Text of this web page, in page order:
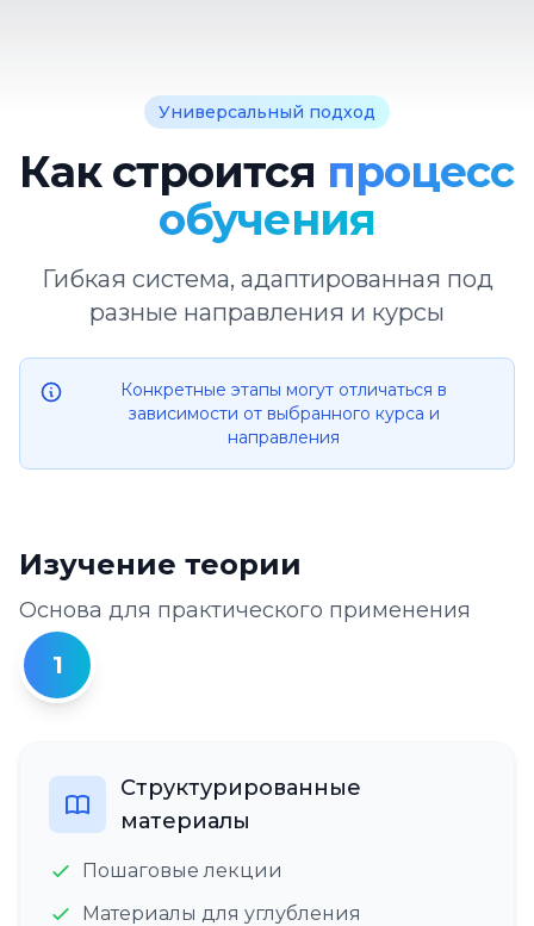
Универсальный подход
Как строится процесс
обучения
Гибкая система, адаптированная под
разные направления и курсы
Конкретные этапы могут отличаться в
зависимости от выбранного курса и
направления
Изучение теории
Основа для практического применения
1
Структурированные
материалы
Пошаговые лекции
Материалы для углубления